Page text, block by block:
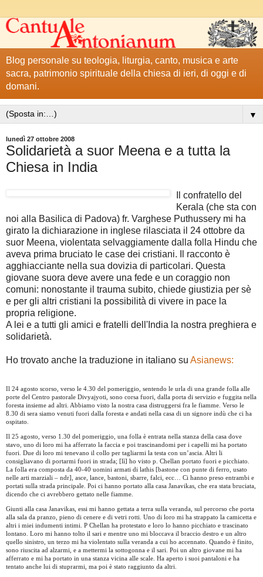
Blog personale su teologia, liturgia, canto, musica e arte
sacra, patrimonio spirituale della chiesa di ieri, di oggi e di
domani.
▼
lunedì 27 ottobre 2008
Solidarietà a suor Meena e a tutta la
Chiesa in India
Il confratello del
Kerala (che sta con
noi alla Basilica di Padova) fr. Varghese Puthussery mi ha
girato la dichiarazione in inglese rilasciata il 24 ottobre da
suor Meena, violentata selvaggiamente dalla folla Hindu che
aveva prima bruciato le case dei cristiani. Il racconto è
agghiacciante nella sua dovizia di particolari. Questa
giovane suora deve avere una fede e un coraggio non
comuni: nonostante il trauma subito, chiede giustizia per sè
e per gli altri cristiani la possibilità di vivere in pace la
propria religione.
A lei e a tutti gli amici e fratelli dell'India la nostra preghiera e
solidarietà.
Ho trovato anche la traduzione in italiano su Asianews:
Il 24 agosto scorso, verso le 4.30 del pomeriggio, sentendo le urla di una grande folla alle
porte del Centro pastorale Divyajyoti, sono corsa fuori, dalla porta di servizio e fuggita nella
foresta insieme ad altri. Abbiamo visto la nostra casa distruggersi fra le fiamme. Verso le
8.30 di sera siamo venuti fuori dalla foresta e andati nella casa di un signore indù che ci ha
ospitato.
Il 25 agosto, verso 1.30 del pomeriggio, una folla è entrata nella stanza della casa dove
stavo, uno di loro mi ha afferrato la faccia e poi trascinandomi per i capelli mi ha portato
fuori. Due di loro mi tenevano il collo per tagliarmi la testa con un’ascia. Altri li
consigliavano di portarmi fuori in strada; [lì] ho visto p. Chellan portato fuori e picchiato.
La folla era composta da 40-40 uomini armati di lathis [bastone con punte di ferro, usato
nelle arti marziali – ndr], asce, lance, bastoni, sbarre, falci, ecc… Ci hanno preso entrambi e
portati sulla strada principale. Poi ci hanno portato alla casa Janavikas, che era stata bruciata,
dicendo che ci avrebbero gettato nelle fiamme.
Giunti alla casa Janavikas, essi mi hanno gettata a terra sulla veranda, sul percorso che porta
alla sala da pranzo, pieno di cenere e di vetri rotti. Uno di loro mi ha strappato la camicetta e
altri i miei indumenti intimi. P Chellan ha protestato e loro lo hanno picchiato e trascinato
lontano. Loro mi hanno tolto il sari e mentre uno mi bloccava il braccio destro e un altro
quello sinistro, un terzo mi ha violentato sulla veranda a cui ho accennato. Quando è finito,
sono riuscita ad alzarmi, e a mettermi la sottogonna e il sari. Poi un altro giovane mi ha
afferrato e mi ha portato in una stanza vicina alle scale. Ha aperto i suoi pantaloni e ha
tentato anche lui di stuprarmi, ma poi è stato raggiunto da altri.